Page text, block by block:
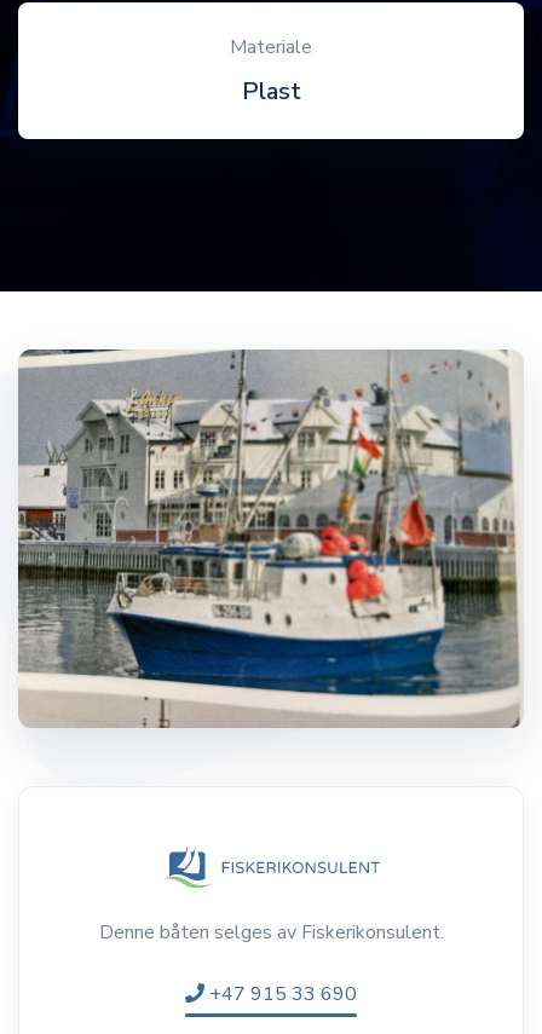
Materiale
Plast
Denne båten selges av Fiskerikonsulent.
+47 915 33 690